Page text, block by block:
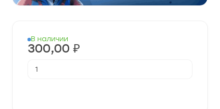
В наличии
300,00 ₽
товара